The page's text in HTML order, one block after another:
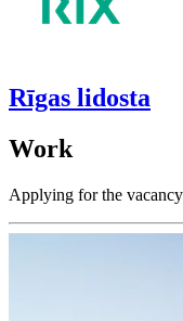
Rīgas lidosta
Work
Applying for the vacancy